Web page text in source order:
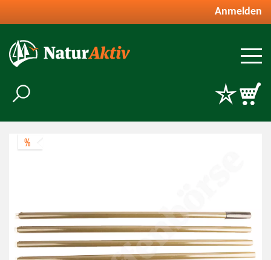
Anmelden
%